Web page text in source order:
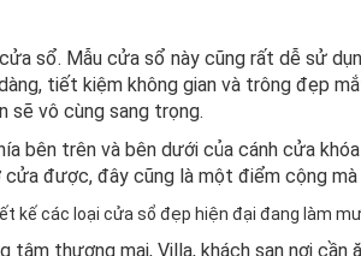
sổ. Mẫu cửa sổ này cũng rất dễ sử
tiết kiệm không gian và trông đẹp
sẽ vô cùng sang trọng.
bên trên và bên dưới của cánh cửa
được, đây cũng là một điểm cộng
thương mại, Villa, khách sạn nơi